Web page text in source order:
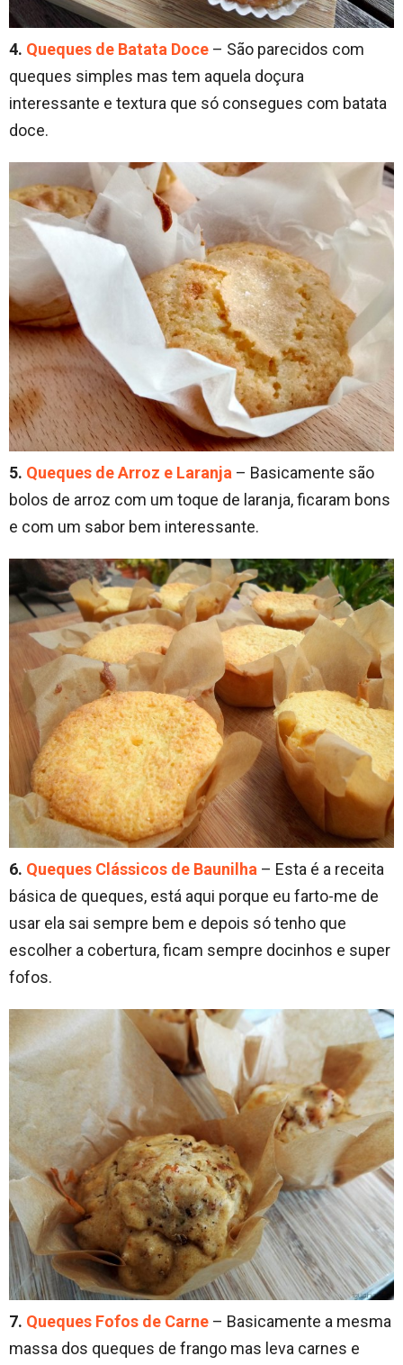
4. Queques de Batata Doce – São parecidos com
queques simples mas tem aquela doçura
interessante e textura que só consegues com batata
doce.
5. Queques de Arroz e Laranja – Basicamente são
bolos de arroz com um toque de laranja, ficaram bons
e com um sabor bem interessante.
6. Queques Clássicos de Baunilha – Esta é a receita
básica de queques, está aqui porque eu farto-me de
usar ela sai sempre bem e depois só tenho que
escolher a cobertura, ficam sempre docinhos e super
fofos.
7. Queques Fofos de Carne – Basicamente a mesma
massa dos queques de frango mas leva carnes e